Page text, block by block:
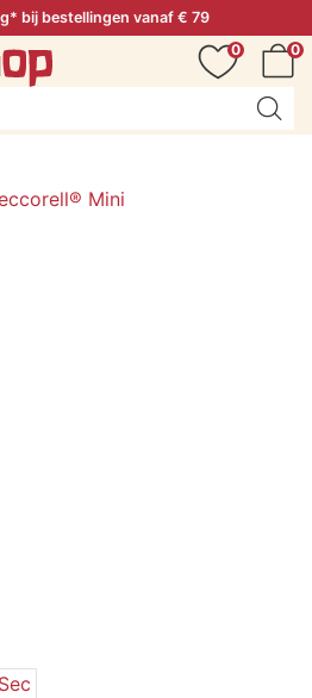
bij bestellingen vanaf € 79
0
0